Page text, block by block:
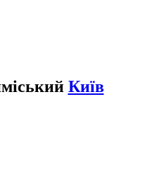
Київ